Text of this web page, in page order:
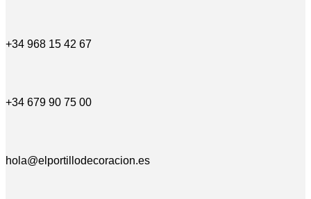
+34 968 15 42 67
+34 679 90 75 00
hola@elportillodecoracion.es